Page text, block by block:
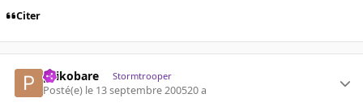
Citer
psikobare Stormtrooper
Posté(e) le 13 septembre 200520 a